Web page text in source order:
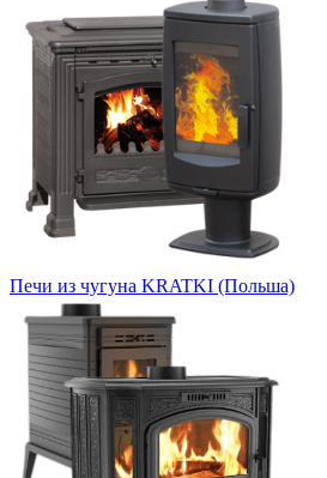
Печи из чугуна KRATKI (Польша)